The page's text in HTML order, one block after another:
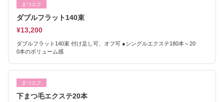
まつエク
ダブルフラット140束
¥13,200
ダブルフラット140束 付け足し可、オフ可 ●シングルエクステ180本～20
0本のボリューム感
まつエク
下まつ毛エクステ20本